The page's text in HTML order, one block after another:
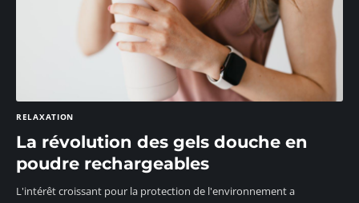
RELAXATION
La révolution des gels douche en
poudre rechargeables
L'intérêt croissant pour la protection de l'environnement a